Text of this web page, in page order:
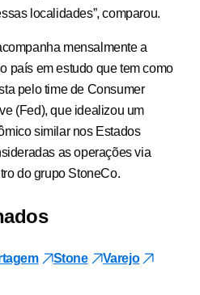
localidades”, comparou.
mensalmente a
país em estudo que tem como
pelo time de Consumer
(Fed), que idealizou um
similar nos Estados
as operações via
do grupo StoneCo.
Stone
Varejo